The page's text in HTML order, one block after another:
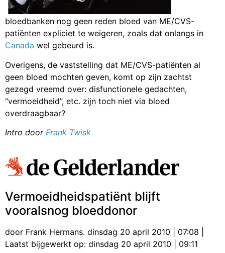
bloedbanken nog geen reden bloed van ME/CVS-
patiënten expliciet te weigeren, zoals dat onlangs in
Canada wel gebeurd is.
Overigens, de vaststelling dat ME/CVS-patiënten al
geen bloed mochten geven, komt op zijn zachtst
gezegd vreemd over: disfunctionele gedachten,
“vermoeidheid”, etc. zijn toch niet via bloed
overdraagbaar?
Intro door Frank Twisk
Vermoeidheidspatiënt blijft
vooralsnog bloeddonor
door Frank Hermans. dinsdag 20 april 2010 | 07:08 |
Laatst bijgewerkt op: dinsdag 20 april 2010 | 09:11